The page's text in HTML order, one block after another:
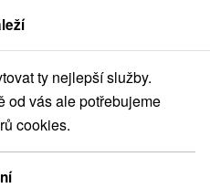
Košický kraj
ty nejlepší služby.
od vás ale potřebujeme
cookies.